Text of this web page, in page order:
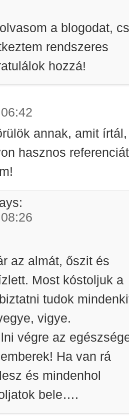
a blogodat,
rendszeres
hozzá!
annak, amit írtál,
hasznos referenciát
az almát, őszit és
Most kóstoljuk a
tudok
vigye.
végre az
Ha van rá
és mindenhol
bele….